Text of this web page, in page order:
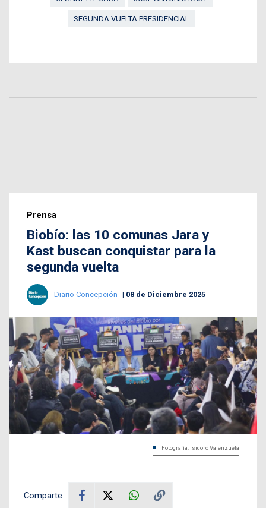
SEGUNDA VUELTA PRESIDENCIAL
Prensa
Biobío: las 10 comunas Jara y
Kast buscan conquistar para la
segunda vuelta
Diario Concepción 08 de Diciembre 2025
Fotografía: Isidoro Valenzuela
Comparte